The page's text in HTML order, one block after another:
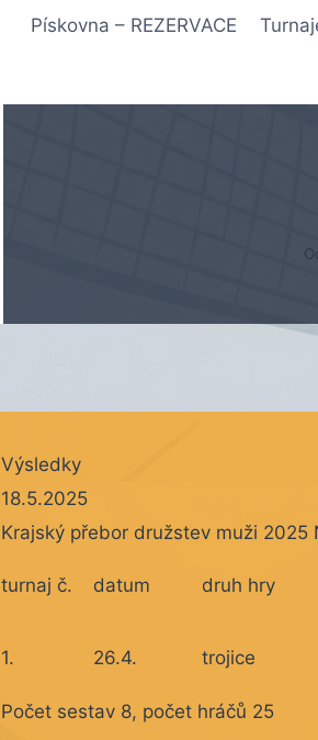
Pískovna – REZERVACE
Výsledky
18.5.2025
Krajský přebor družstev muži 2025
turnaj č. datum druh hry
1. 26.4. trojice
Počet sestav 8, počet hráčů 25